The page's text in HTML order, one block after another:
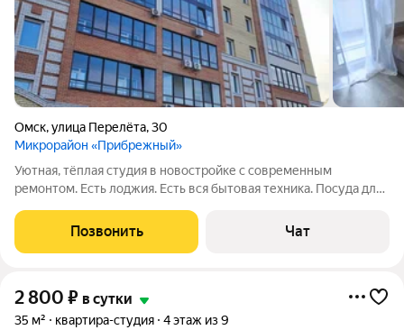
Омск,улица Перелёта,30
Микрорайон «Прибрежный»
Уютная, тёплая студия в новостройке с современным
ремонтом. Есть лоджия. Есть вся бытовая техника. Посуда для
Отчётные документы.
Позвонить Чат
2 800 ₽ в сутки
35 м² квартира-студия 4 этаж из 9